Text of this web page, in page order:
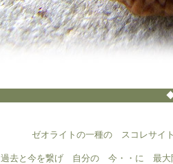
ゼオライトの一種の スコレサイ
過去と今を繋げ 自分の 今・・に 最大